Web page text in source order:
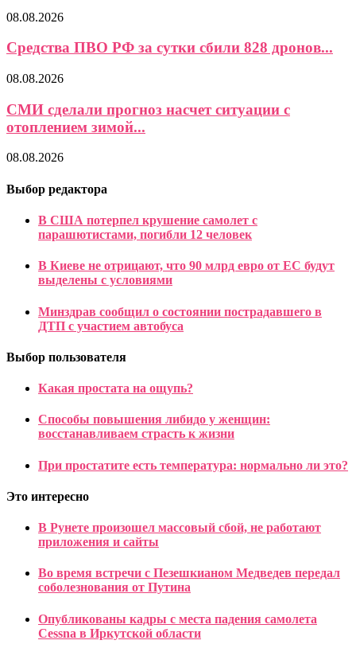
08.08.2026
Средства ПВО РФ за сутки сбили 828 дронов...
08.08.2026
СМИ сделали прогноз насчет ситуации с
отоплением зимой...
08.08.2026
Выбор редактора
В США потерпел крушение самолет с
парашютистами, погибли 12 человек
В Киеве не отрицают, что 90 млрд евро от ЕС будут
выделены с условиями
Минздрав сообщил о состоянии пострадавшего в
ДТП с участием автобуса
Выбор пользователя
Какая простата на ощупь?
Способы повышения либидо у женщин:
восстанавливаем страсть к жизни
При простатите есть температура: нормально ли это?
Это интересно
В Рунете произошел массовый сбой, не работают
приложения и сайты
Во время встречи с Пезешкианом Медведев передал
соболезнования от Путина
Опубликованы кадры с места падения самолета
Cessna в Иркутской области